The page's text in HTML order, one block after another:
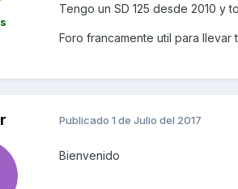
Tengo un SD 125 desde 2010 y
Foro francamente util para llevar
Publicado 1 de Julio del 2017
Bienvenido